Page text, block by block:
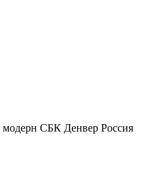
модерн СБК Денвер Россия